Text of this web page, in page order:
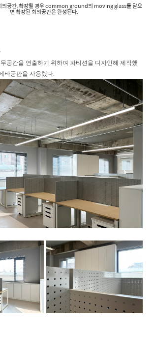
의공간, 확장될 경우 common ground의 moving glass를 닫으
면 확장된 회의공간은 완성된다.
공간을 연출하기 위하여 파티션을 디자인해 제작했
타공판을 사용했다.